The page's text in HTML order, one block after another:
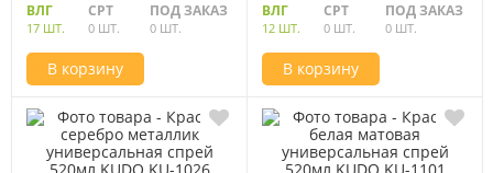
ВЛГ
17 ШТ.
СРТ
0 ШТ.
ПОД ЗАКАЗ
0 ШТ.
В корзину
ВЛГ
12 ШТ.
СРТ
0 ШТ.
ПОД ЗАКАЗ
0 ШТ.
В корзину